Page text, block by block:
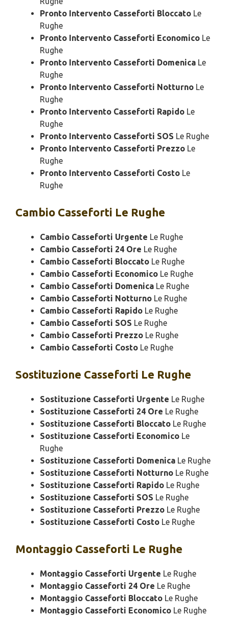
Pronto Intervento Casseforti Bloccato Le
Rughe
Pronto Intervento Casseforti Economico Le
Rughe
Pronto Intervento Casseforti Domenica Le
Rughe
Pronto Intervento Casseforti Notturno Le
Rughe
Pronto Intervento Casseforti Rapido Le
Rughe
Pronto Intervento Casseforti SOS Le Rughe
Pronto Intervento Casseforti Prezzo Le
Rughe
Pronto Intervento Casseforti Costo Le
Rughe
Cambio Casseforti Le Rughe
Cambio Casseforti Urgente Le Rughe
Cambio Casseforti 24 Ore Le Rughe
Cambio Casseforti Bloccato Le Rughe
Cambio Casseforti Economico Le Rughe
Cambio Casseforti Domenica Le Rughe
Cambio Casseforti Notturno Le Rughe
Cambio Casseforti Rapido Le Rughe
Cambio Casseforti SOS Le Rughe
Cambio Casseforti Prezzo Le Rughe
Cambio Casseforti Costo Le Rughe
Sostituzione Casseforti Le Rughe
Sostituzione Casseforti Urgente Le Rughe
Sostituzione Casseforti 24 Ore Le Rughe
Sostituzione Casseforti Bloccato Le Rughe
Sostituzione Casseforti Economico Le
Rughe
Sostituzione Casseforti Domenica Le Rughe
Sostituzione Casseforti Notturno Le Rughe
Sostituzione Casseforti Rapido Le Rughe
Sostituzione Casseforti SOS Le Rughe
Sostituzione Casseforti Prezzo Le Rughe
Sostituzione Casseforti Costo Le Rughe
Montaggio Casseforti Le Rughe
Montaggio Casseforti Urgente Le Rughe
Montaggio Casseforti 24 Ore Le Rughe
Montaggio Casseforti Bloccato Le Rughe
Montaggio Casseforti Economico Le Rughe